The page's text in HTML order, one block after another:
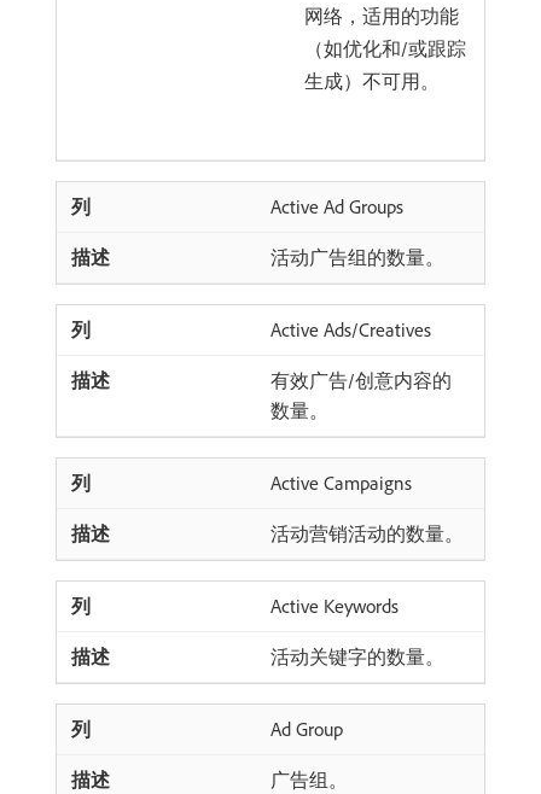
网络，适用的功能
（如优化和/或跟踪
生成）不可用。
Active Ad Groups
活动广告组的数量。
Active Ads/Creatives
有效广告/创意内容的
数量。
Active Campaigns
活动营销活动的数量。
Active Keywords
活动关键字的数量。
Ad Group
广告组。